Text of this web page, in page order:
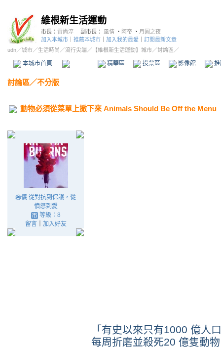
維根新生活運動
市長： 雷尚淳 副市長： 風情 、 阿帝 、 月圓之夜
加入本城市
推薦本城市 加入我的最愛
訂閱最新文章
udn／城市／生活時尚 ／流行尖端／ 【維根新生活運動】城市／討論區／
本城市首頁 精華區 投票區 影像館
討論區／不分版
動物必須從菜單上撤下來 Animals Should Be Off the Menu
馨儀 從對抗到保護，從
憤怒到愛
等級：8
留言｜ 加入好友
「有史以來只有1000 億人
每周折磨並殺死20 億隻動